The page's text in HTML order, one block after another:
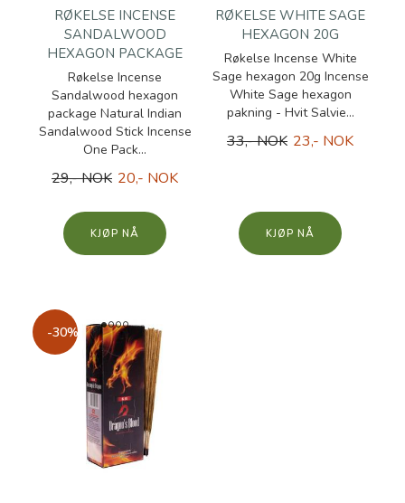
RØKELSE INCENSE
SANDALWOOD
HEXAGON PACKAGE
Røkelse Incense
Sandalwood hexagon
package Natural Indian
Sandalwood Stick Incense
One Pack...
29,- NOK 20,- NOK
KJØP
RØKELSE WHITE SAGE
HEXAGON 20G
Røkelse Incense White
Sage hexagon 20g Incense
White Sage hexagon
pakning - Hvit Salvie...
33,- NOK 23,- NOK
KJØP
-30%